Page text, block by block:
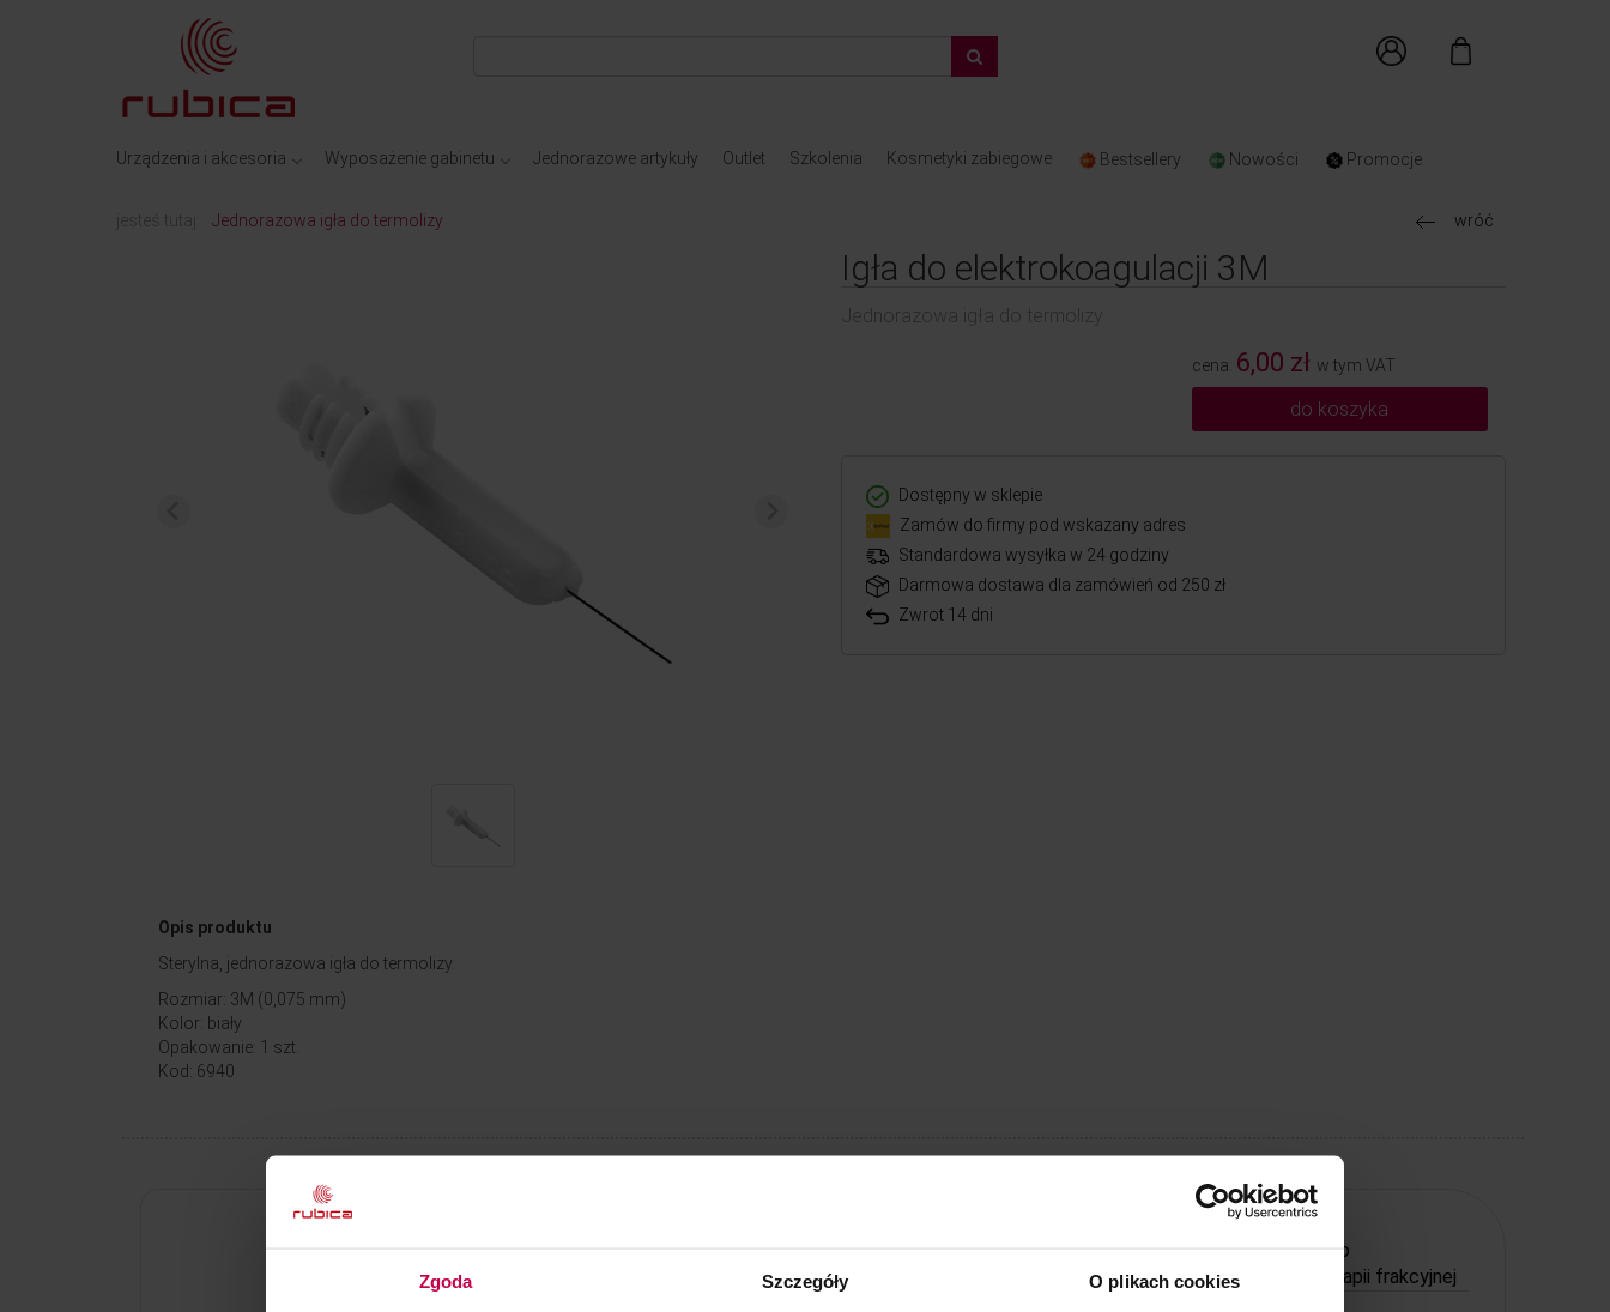
Zgoda Szczegóły O plikach cookies
Urządzenia i akcesoria Wyposażenie gabinetu Jednorazowe artykuły Outlet Szkolenia Kosmetyki zabiegowe Bestsellery Nowości Promocje
jesteś tutaj: Jednorazowa igła do termolizy wróć
Opis produktu
Sterylna, jednorazowa igła do termolizy.
Rozmiar: 3M (0,075 mm)
Kolor: biały
Opakowanie: 1 szt.
Kod: 6940
Igła do elektrokoagulacji 3M
Jednorazowa igła do termolizy
cena: 6,00 zł w tym VAT
do koszyka
Dostępny w sklepie
Zamów do firmy pod wskazany adres
Standardowa wysyłka w 24 godziny
Darmowa dostawa dla zamówień od 250 zł
Zwrot 14 dni
1 szt.
Mikropen - urządzenie do
mikropunktury i mezoterapii frakcyjnej